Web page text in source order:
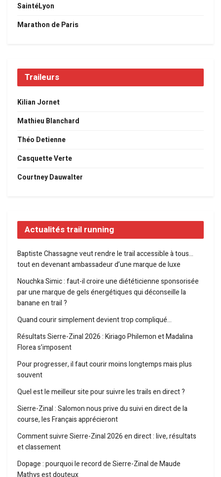
SaintéLyon
Marathon de Paris
Traileurs
Kilian Jornet
Mathieu Blanchard
Théo Detienne
Casquette Verte
Courtney Dauwalter
Actualités trail running
Baptiste Chassagne veut rendre le trail accessible à tous…
tout en devenant ambassadeur d’une marque de luxe
Nouchka Simic : faut-il croire une diététicienne sponsorisée
par une marque de gels énergétiques qui déconseille la
banane en trail ?
Quand courir simplement devient trop compliqué…
Résultats Sierre-Zinal 2026 : Kiriago Philemon et Madalina
Florea s’imposent
Pour progresser, il faut courir moins longtemps mais plus
souvent
Quel est le meilleur site pour suivre les trails en direct ?
Sierre-Zinal : Salomon nous prive du suivi en direct de la
course, les Français apprécieront
Comment suivre Sierre-Zinal 2026 en direct : live, résultats
et classement
Dopage : pourquoi le record de Sierre-Zinal de Maude
Mathys est douteux